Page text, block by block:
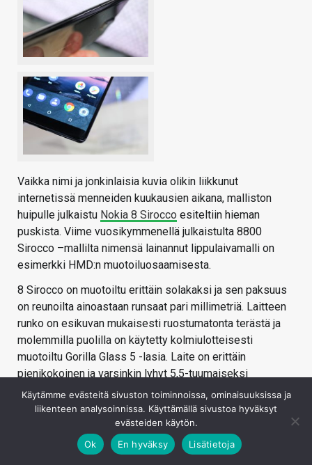
Vaikka nimi ja jonkinlaisia kuvia olikin liikkunut
internetissä menneiden kuukausien aikana, malliston
huipulle julkaistu Nokia 8 Sirocco esiteltiin hieman
puskista. Viime vuosikymmenellä julkaistulta 8800
Sirocco –mallilta nimensä lainannut lippulaivamalli on
esimerkki HMD:n muotoiluosaamisesta.
8 Sirocco on muotoiltu erittäin solakaksi ja sen paksuus
on reunoilta ainoastaan runsaat pari millimetriä. Laitteen
runko on esikuvan mukaisesti ruostumatonta terästä ja
molemmilla puolilla on käytetty kolmiulotteisesti
muotoiltu Gorilla Glass 5 -lasia. Laite on erittäin
pienikokoinen ja varsinkin lyhyt 5,5-tuumaiseksi
puhelimeksi.
Laite tuntuu kädessä raskaalta ja laadukkaalta. Myös
sana ”tiheä” kuvaa Siroccoa varsin hyvin. Puhelimen
muotoilu kapenee reunoja kohti ja pitkiltä sivuilta laite on
Käytämme evästeitä sivuston toiminnoissa, ominaisuuksissa ja
liikenteen analysoinnissa. Käyttämällä sivustoa hyväksyt
evästeiden käytön.
Ok
En hyväksy Lisätietoja